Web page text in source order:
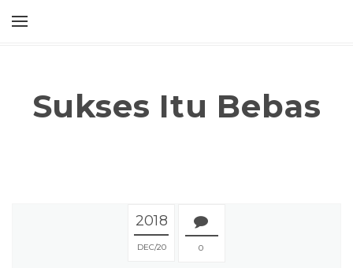
Sukses Itu Bebas
2018
DEC 20 0